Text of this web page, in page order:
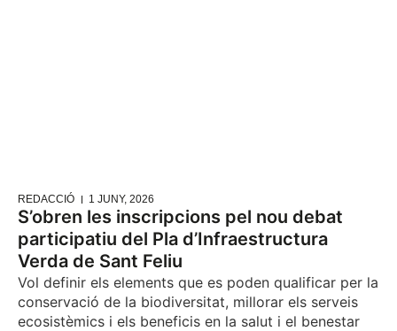
REDACCIÓ 1 JUNY, 2026
S’obren les inscripcions pel nou debat
participatiu del Pla d’Infraestructura
Verda de Sant Feliu
Vol definir els elements que es poden qualificar per la
conservació de la biodiversitat, millorar els serveis
ecosistèmics i els beneficis en la salut i el benestar